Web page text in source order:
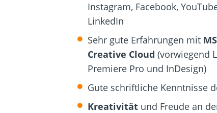
Instagram, Facebook,
LinkedIn
Sehr gute Erfahrungen mit
Creative Cloud (vorwiegend
Premiere Pro und InDesign)
Gute schriftliche Kenntnisse
Kreativitätund Freude an